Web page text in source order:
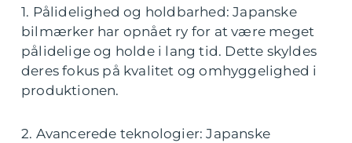
1. Pålidelighed og holdbarhed: Japanske
bilmærker har opnået ry for at være meget
pålidelige og holde i lang tid. Dette skyldes
deres fokus på kvalitet og omhyggelighed i
produktionen.
2. Avancerede teknologier: Japanske